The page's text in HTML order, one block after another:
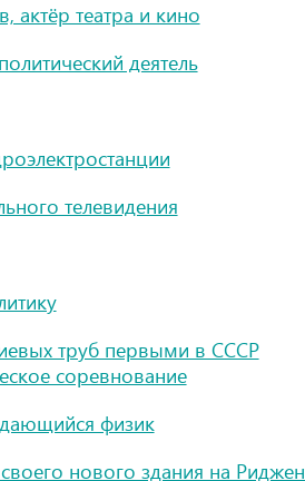
актёр театра и кино
деятель
телевидения
труб первыми в СССР
соревнование
физик
нового здания на